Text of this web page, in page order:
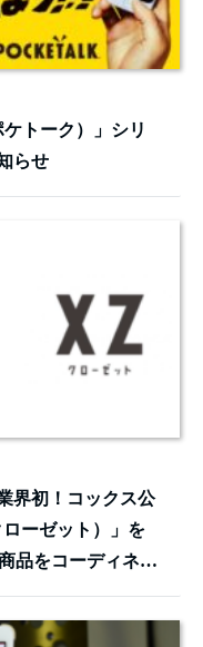
トーク）」シリ
らせ
界初！コックス公
ーゼット）」を
品をコーディネー